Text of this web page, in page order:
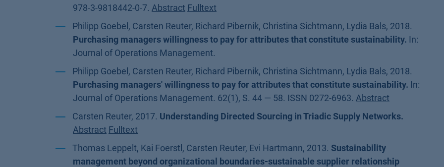
978-3-9818442-0-7. Abstract Fulltext
Philipp Goebel, Carsten Reuter, Richard Pibernik, Christina Sichtmann, Lydia Bals, 2018.
Purchasing managers willingness to pay for attributes that constitute sustainability. In:
Journal of Operations Management.
Philipp Goebel, Carsten Reuter, Richard Pibernik, Christina Sichtmann, Lydia Bals, 2018.
Purchasing managers' willingness to pay for attributes that constitute sustainability. In:
Journal of Operations Management. 62(1), S. 44 — 58. ISSN 0272-6963. Abstract
Carsten Reuter, 2017. Understanding Directed Sourcing in Triadic Supply Networks.
Abstract Fulltext
Thomas Leppelt, Kai Foerstl, Carsten Reuter, Evi Hartmann, 2013. Sustainability
management beyond organizational boundaries-sustainable supplier relationship